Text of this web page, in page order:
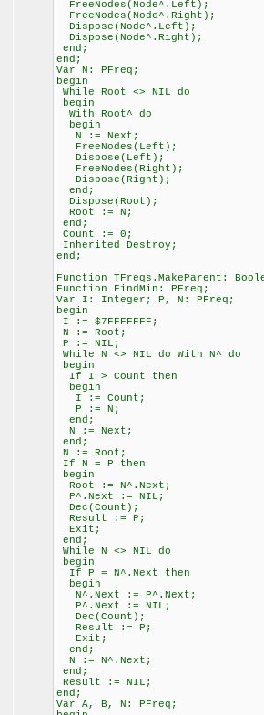
FreeNodes(Node^.Left);
FreeNodes(Node^.Right);
Dispose(Node^.Left);
Dispose(Node^.Right);
end;
end;
Var N: PFreq;
begin
While Root <> NIL do
begin
With Root^ do
begin
N := Next;
FreeNodes(Left);
Dispose(Left);
FreeNodes(Right);
Dispose(Right);
end;
Dispose(Root);
Root := N;
end;
Count := 0;
Inherited Destroy;
end;
Function TFreqs.MakeParent:
Function FindMin: PFreq;
Var I: Integer; P, N: PFreq;
begin
I := $7FFFFFFF;
N := Root;
P := NIL;
While N <> NIL do With N^ do
begin
If I > Count then
begin
I := Count;
P := N;
end;
N := Next;
end;
N := Root;
If N = P then
begin
Root := N^.Next;
P^.Next := NIL;
Dec(Count);
Result := P;
Exit;
end;
While N <> NIL do
begin
If P = N^.Next then
begin
N^.Next := P^.Next;
P^.Next := NIL;
Dec(Count);
Result := P;
Exit;
end;
N := N^.Next;
end;
Result := NIL;
end;
Var A, B, N: PFreq;